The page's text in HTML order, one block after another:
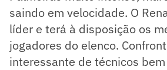
saindo em velocidade. O
líder e terá à disposição os
jogadores do elenco.
interessante de técnicos